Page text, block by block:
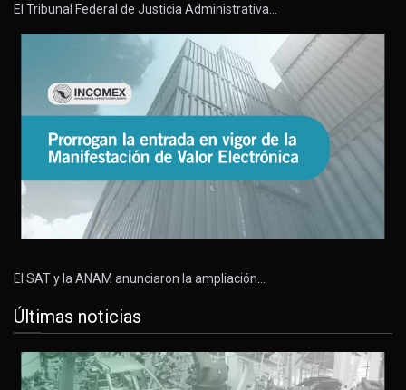
El Tribunal Federal de Justicia Administrativa…
El SAT y la ANAM anunciaron la ampliación…
Últimas noticias